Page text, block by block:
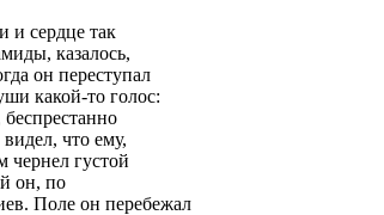
и сердце так
казалось,
он переступал
какой-то голос:
что ему,
чернел густой
он, по
Поле он перебежал